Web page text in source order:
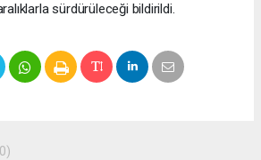
sürdürüleceği bildirildi.